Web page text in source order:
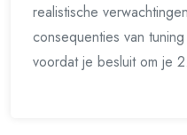
realistische
consequenties van
voordat je besluit om je